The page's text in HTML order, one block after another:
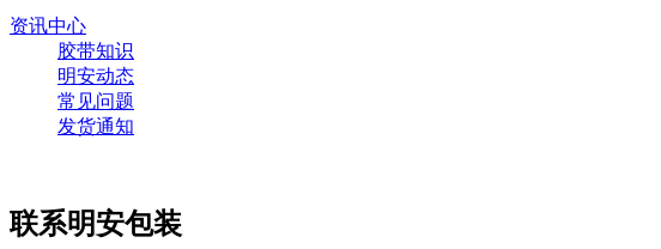
资讯中心
胶带知识
明安动态
常见问题
发货通知
联系明安包装